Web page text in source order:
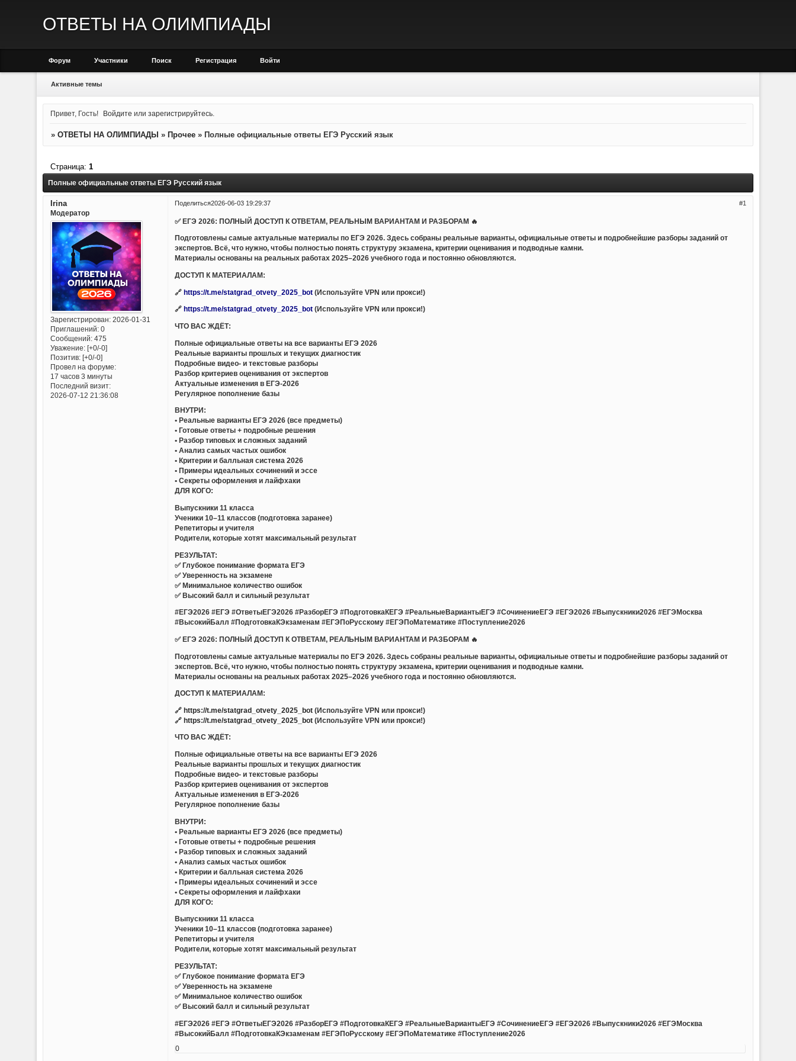
ОТВЕТЫ НА ОЛИМПИАДЫ
Форум Участники Поиск Регистрация Войти
Активные темы
Привет, Гость! Войдите илизарегистрируйтесь
» ОТВЕТЫ НА ОЛИМПИАДЫ » Прочее » Полные официальные ответы ЕГЭ Русский язык
Полные официальные ответы ЕГЭ Русский язык
Страница: 1
Поделиться 1
2026-06-03 19:29:37
Irina
Модератор
Зарегистрирован: 2026-01-31
Приглашений:0
Сообщений:475
Уважение: [+0/-0]
Позитив: [+0/-0]
Провел на форуме:
17 часов 3 минуты
Последний визит:
2026-07-12 21:36:08
✅ ЕГЭ 2026: ПОЛНЫЙ ДОСТУП К ОТВЕТАМ, РЕАЛЬНЫМ ВАРИАНТАМ И РАЗБОРАМ 🔥
Подготовлены самые актуальные материалы по ЕГЭ 2026. Здесь собраны реальные варианты, официальные ответы и подробнейшие разборы заданий от
экспертов. Всё, что нужно, чтобы полностью понять структуру экзамена, критерии оценивания и подводные камни.
Материалы основаны на реальных работах 2025–2026 учебного года и постоянно обновляются.
ДОСТУП К МАТЕРИАЛАМ:
🔗https://t.me/statgrad_otvety_2025_bot (Используйте VPN или прокси!)
🔗 https://t.me/statgrad_otvety_2025_bot (Используйте VPN или прокси!)
ЧТО ВАС ЖДЁТ:
Полные официальные ответы на все варианты ЕГЭ 2026
Реальные варианты прошлых и текущих диагностик
Подробные видео- и текстовые разборы
Разбор критериев оценивания от экспертов
Актуальные изменения в ЕГЭ-2026
Регулярное пополнение базы
ВНУТРИ:
• Реальные варианты ЕГЭ 2026 (все предметы)
• Готовые ответы + подробные решения
• Разбор типовых и сложных заданий
• Анализ самых частых ошибок
• Критерии и балльная система 2026
• Примеры идеальных сочинений и эссе
• Секреты оформления и лайфхаки
ДЛЯ КОГО:
Выпускники 11 класса
Ученики 10–11 классов (подготовка заранее)
Репетиторы и учителя
Родители, которые хотят максимальный результат
РЕЗУЛЬТАТ:
✅ Глубокое понимание формата ЕГЭ
✅ Уверенность на экзамене
✅ Минимальное количество ошибок
✅ Высокий балл и сильный результат
#ЕГЭ2026 #ЕГЭ #ОтветыЕГЭ2026 #РазборЕГЭ #ПодготовкаКЕГЭ #РеальныеВариантыЕГЭ #СочинениеЕГЭ #ЕГЭ2026 #Выпускники2026 #ЕГЭМосква
#ВысокийБалл #ПодготовкаКЭкзаменам #ЕГЭПоРусскому #ЕГЭПоМатематике #Поступление2026
✅ ЕГЭ 2026: ПОЛНЫЙ ДОСТУП К ОТВЕТАМ, РЕАЛЬНЫМ ВАРИАНТАМ И РАЗБОРАМ 🔥
Подготовлены самые актуальные материалы по ЕГЭ 2026. Здесь собраны реальные варианты, официальные ответы и подробнейшие разборы заданий от
экспертов. Всё, что нужно, чтобы полностью понять структуру экзамена, критерии оценивания и подводные камни.
Материалы основаны на реальных работах 2025–2026 учебного года и постоянно обновляются.
ДОСТУП К МАТЕРИАЛАМ:
🔗https://t.me/statgrad_otvety_2025_bot (Используйте VPN или прокси!)
🔗https://t.me/statgrad_otvety_2025_bot (Используйте VPN или прокси!)
ЧТО ВАС ЖДЁТ:
Полные официальные ответы на все варианты ЕГЭ 2026
Реальные варианты прошлых и текущих диагностик
Подробные видео- и текстовые разборы
Разбор критериев оценивания от экспертов
Актуальные изменения в ЕГЭ-2026
Регулярное пополнение базы
ВНУТРИ:
• Реальные варианты ЕГЭ 2026 (все предметы)
• Готовые ответы + подробные решения
• Разбор типовых и сложных заданий
• Анализ самых частых ошибок
• Критерии и балльная система 2026
• Примеры идеальных сочинений и эссе
• Секреты оформления и лайфхаки
ДЛЯ КОГО:
Выпускники 11 класса
Ученики 10–11 классов (подготовка заранее)
Репетиторы и учителя
Родители, которые хотят максимальный результат
РЕЗУЛЬТАТ:
✅ Глубокое понимание формата ЕГЭ
✅ Уверенность на экзамене
✅ Минимальное количество ошибок
✅ Высокий балл и сильный результат
#ЕГЭ2026 #ЕГЭ #ОтветыЕГЭ2026 #РазборЕГЭ #ПодготовкаКЕГЭ #РеальныеВариантыЕГЭ #СочинениеЕГЭ #ЕГЭ2026 #Выпускники2026 #ЕГЭМосква
#ВысокийБалл #ПодготовкаКЭкзаменам #ЕГЭПоРусскому #ЕГЭПоМатематике #Поступление2026
0